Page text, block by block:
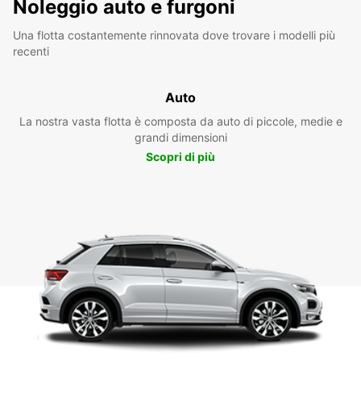
Noleggio auto e furgoni
Una flotta costantemente rinnovata dove trovare i modelli più
recenti
Auto
La nostra vasta flotta è composta da auto di piccole, medie e
grandi dimensioni
Scopri di più